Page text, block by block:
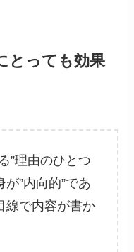
とっても効果
”理由のひとつ
”内向的”であ
線で内容が書か